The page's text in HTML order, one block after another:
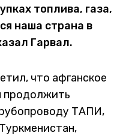
топлива, газа,
наша страна в
Гарвал.
что афганское
продолжить
ТАПИ,